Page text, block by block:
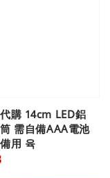
購 14cm LED鋁
需自備AAA電池
用 육